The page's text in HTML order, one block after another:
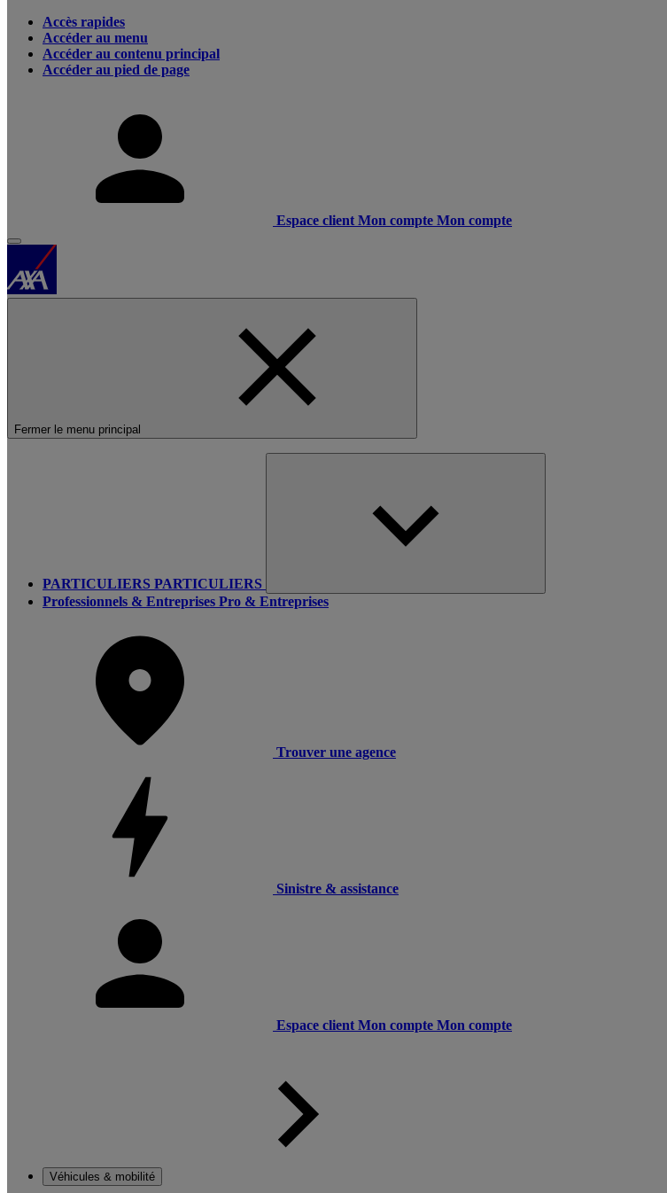
Accès rapides
Accéder au menu
Accéder au contenu principal
Accéder au pied de page
Espace client Mon compte Mon compte
Fermer le menu principal
PARTICULIERS PARTICULIERS
Professionnels & Entreprises Pro & Entreprises
Trouver une agence
Sinistre & assistance
Espace client Mon compte Mon compte
Véhicules & mobilité